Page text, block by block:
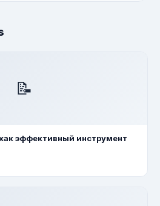
📝
эффективный инструмент